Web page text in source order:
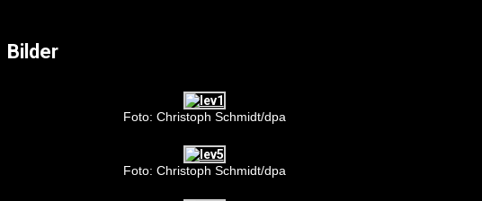
Bilder
Foto: Christoph Schmidt/dpa
Foto: Christoph Schmidt/dpa